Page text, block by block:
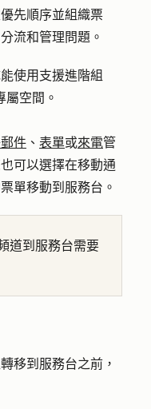
先順序並組織票
流和管理問題。
使用支援進階組
屬空間。
件 、 表單或來電管
可以選擇在移動通
單移動到服務台。
道到服務台需要
移到服務台之前，